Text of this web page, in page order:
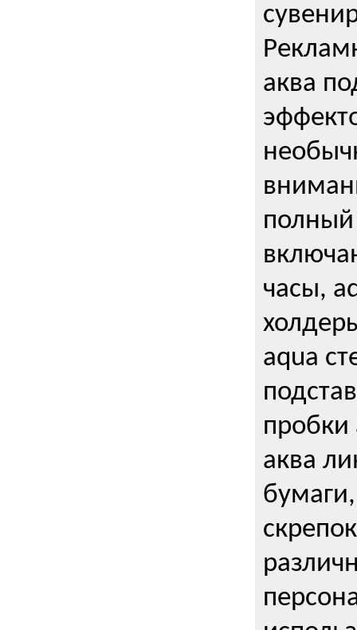
аква
полный
часы,
aqua
пробки
аква